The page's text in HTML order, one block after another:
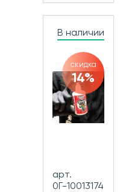
В наличии
скидка
14%
арт.
0Г-10013174